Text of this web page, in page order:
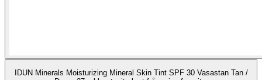
IDUN Minerals Moisturizing Mineral Skin Tint SPF 30 Vasastan Tan /